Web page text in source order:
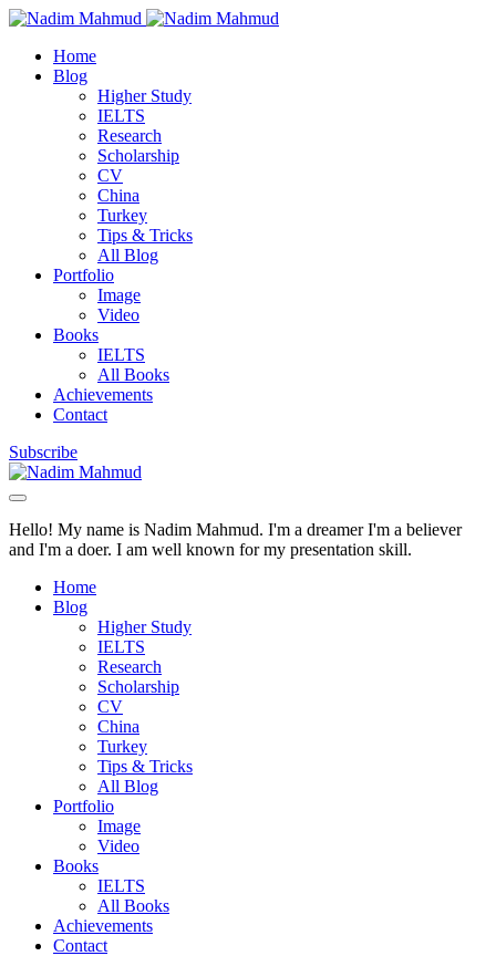
Home
Blog
Higher Study
IELTS
Research
Scholarship
CV
China
Turkey
Tips & Tricks
All Blog
Portfolio
Image
Video
Books
IELTS
All Books
Achievements
Contact
Subscribe
Hello! My name is Nadim Mahmud. I'm a dreamer I'm a believer
and I'm a doer. I am well known for my presentation skill.
Home
Blog
Higher Study
IELTS
Research
Scholarship
CV
China
Turkey
Tips & Tricks
All Blog
Portfolio
Image
Video
Books
IELTS
All Books
Achievements
Contact